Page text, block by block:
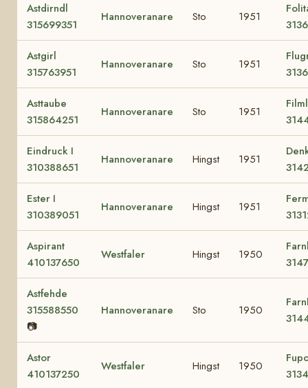
Astdirndl
315699351
Hannoveranare Sto 1951
Astgirl
315763951
Hannoveranare Sto 1951
Asttaube
315864251
Hannoveranare Sto 1951
Eindruck I
310388651
Hannoveranare Hingst 1951
Ester I
310389051
Hannoveranare Hingst 1951
Aspirant
410137650
Westfaler Hingst 1950
Astfehde
315588550
📷
Hannoveranare Sto 1950
Astor
410137250
Westfaler Hingst 1950